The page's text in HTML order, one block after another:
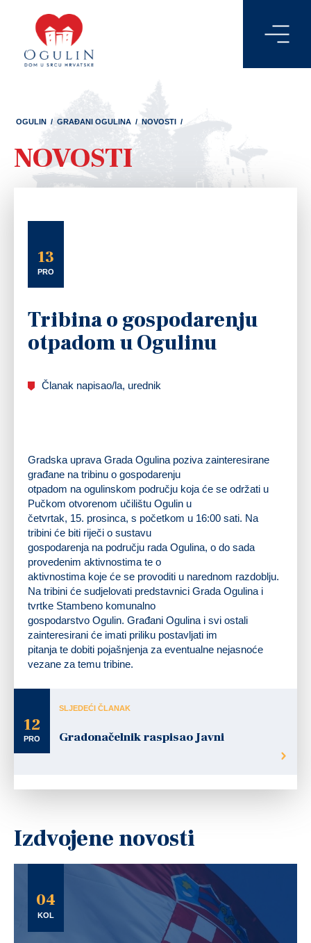
OGULIN / GRAĐANI OGULINA / NOVOSTI /
NOVOSTI
13
PRO
Tribina o gospodarenju
otpadom u Ogulinu
Članak napisao/la, urednik
Gradska uprava Grada Ogulina poziva zainteresirane
građane na tribinu o gospodarenju
otpadom na ogulinskom području koja će se održati u
Pučkom otvorenom učilištu Ogulin u
četvrtak, 15. prosinca, s početkom u 16:00 sati. Na
tribini će biti riječi o sustavu
gospodarenja na području rada Ogulina, o do sada
provedenim aktivnostima te o
aktivnostima koje će se provoditi u narednom razdoblju.
Na tribini će sudjelovati predstavnici Grada Ogulina i
tvrtke Stambeno komunalno
gospodarstvo Ogulin. Građani Ogulina i svi ostali
zainteresirani će imati priliku postavljati im
pitanja te dobiti pojašnjenja za eventualne nejasnoće
vezane za temu tribine.
12
PRO
SLJEDEĆI ČLANAK
Gradonačelnik raspisao Javni
Izdvojene novosti
04
KOL